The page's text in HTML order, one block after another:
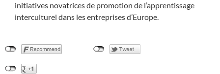
initiatives novatrices de promotion de l’apprentissage
interculturel dans les entreprises d’Europe.